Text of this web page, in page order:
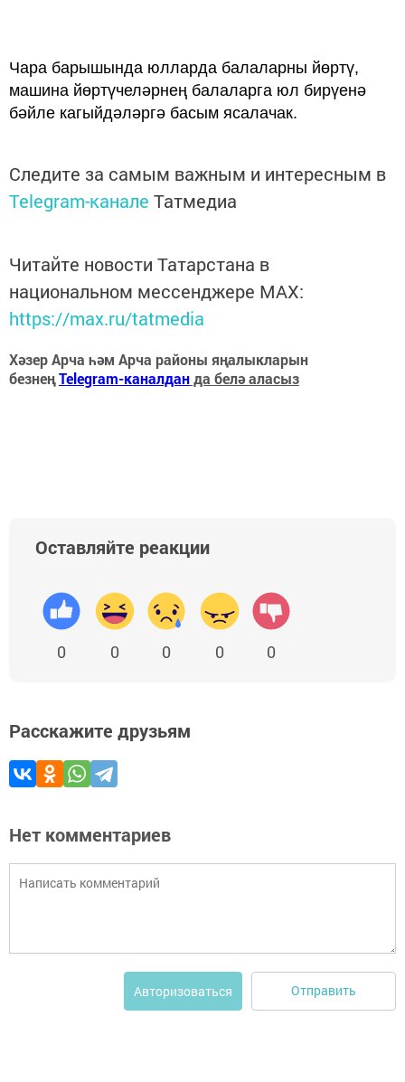
Чара барышында юлларда балаларны йөртү,
машина йөртүчеләрнең балаларга юл бирүенә
бәйле кагыйдәләргә басым ясалачак.
Следите за самым важным и интересным в
Telegram-канале Татмедиа
Читайте новости Татарстана в
национальном мессенджере MАХ:
https://max.ru/tatmedia
Хәзер Арча һәм Арча районы яңалыкларын
безнеңTelegram-каналданда белә аласыз
Оставляйте реакции
0 0 0 0 0
Расскажите друзьям
Нет комментариев
Авторизоваться Отправить